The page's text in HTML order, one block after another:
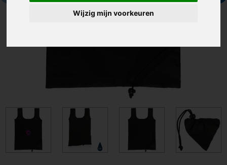
Wijzig mijn voorkeuren